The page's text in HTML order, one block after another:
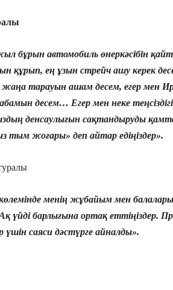
бұрын автомобиль өнеркәсібін
құрып, ең ұзын стрейч ашу керек
тарауын ашам десем, егер мен
десем… Егер мен неке
денсаулығын сақтандыруды
тым жоғары» деп айтар едіңіздер».
менің жұбайым мен
Ақ үйді барлығына ортақ еттіңіздер.
үшін саяси дәстүрге айналды».